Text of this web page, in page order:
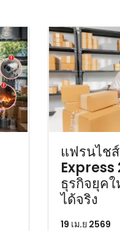
แฟรนไช
Express
ธุรกิจยุค
ได้จริง
19 เม.ย 2569